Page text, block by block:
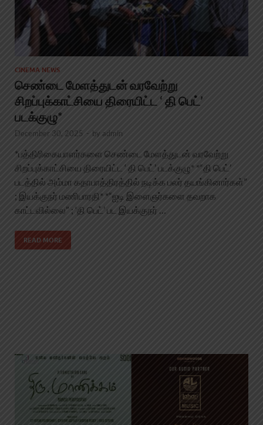
CINEMA NEWS
செண்டை மேளத்துடன் வரவேற்று
சிறப்புக்காட்சியை திரையிட்ட ‘ தி பெட்’
படக்குழு*
December 30, 2025 - by admin
*பத்திரிகையாளர்களை செண்டை மேளத்துடன் வரவேற்று
சிறப்புக்காட்சியை திரையிட்ட ‘ தி பெட்’ படக்குழு* *“தி பெட்’
படத்தில் அம்மா கதாபாத்திரத்தில் நடிக்க பலர் தயங்கினார்கள்”
; இயக்குநர் மணிபாரதி* *“ஐடி இளைஞர்களை தவறாக
காட்டவில்லை” ; ‘தி பெட்’ பட இயக்குநர் …
READ MORE